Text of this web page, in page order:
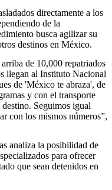
directamente a los
de la
busca agilizar su
destinos en México.
de 10,000 repatriados
llegan al Instituto Nacional
de 'México te abraza', de
y con el transporte
Seguimos igual
con los mismos números”,
analiza la posibilidad de
para ofrecer
que sean detenidos en